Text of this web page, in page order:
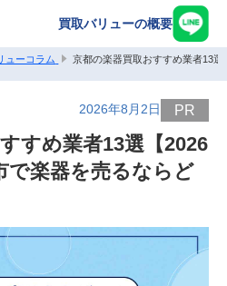
買取バリューの概要
ューコラム 京都の楽器買取おすすめ業者13
2026年8月2日 PR
すめ業者13選【2026
で楽器を売るならど